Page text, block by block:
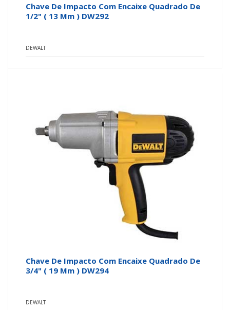
Chave De Impacto Com Encaixe Quadrado De
1/2" ( 13 Mm ) DW292
DEWALT
Chave De Impacto Com Encaixe Quadrado De
3/4" ( 19 Mm ) DW294
DEWALT